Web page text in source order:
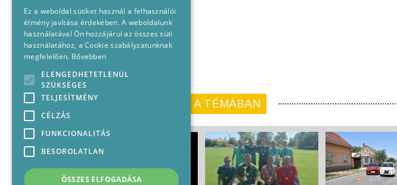
KORÁBBI CIKKEINK A TÉMÁBAN
Ez a weboldal sütiket használ a felhasználói
élmény javítása érdekében. A weboldalunk
használatával Ön hozzájárul az összes süti
használatához, a Cookie szabályzatunknak
megfelelően. Bővebben
ELENGEDHETETLENÜL
SZÜKSÉGES
TELJESÍTMÉNY
CÉLZÁS
FUNKCIONALITÁS
BESOROLATLAN
ÖSSZES ELFOGADÁSA